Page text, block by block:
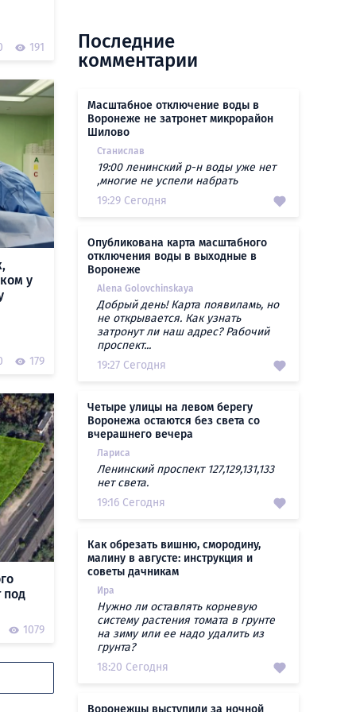
191
у
179
под
1079
Последние
комментарии
Масштабное отключение воды в
Воронеже не затронет микрорайон
Шилово
Станислав
19:00 ленинский р-н воды уже нет
,многие не успели набрать
19:29 Сегодня
Опубликована карта масштабного
отключения воды в выходные в
Воронеже
Alena Golovchinskaya
Добрый день! Карта появиламь, но
не открывается. Как узнать
затронут ли наш адрес? Рабочий
проспект...
19:27 Сегодня
Четыре улицы на левом берегу
Воронежа остаются без света со
вчерашнего вечера
Лариса
Ленинский проспект 127,129,131,133
нет света.
19:16 Сегодня
Как обрезать вишню, смородину,
малину в августе: инструкция и
советы дачникам
Ира
Нужно ли оставлять корневую
систему растения томата в грунте
на зиму или ее надо удалить из
грунта?
18:20 Сегодня
Воронежцы выступили за ночной